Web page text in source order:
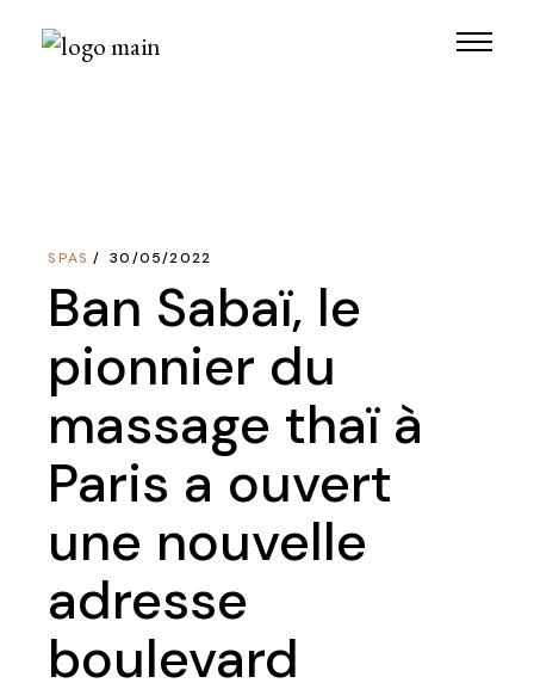
SPAS 30/05/2022
Ban Sabaï, le
pionnier du
massage thaï à
Paris a ouvert
une nouvelle
adresse
boulevard